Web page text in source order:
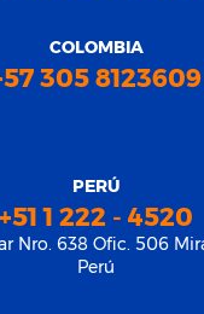
COLOMBIA
305 8123609
PERÚ
+51 1 222 - 4520
Nro. 638 Ofic. 506
Perú